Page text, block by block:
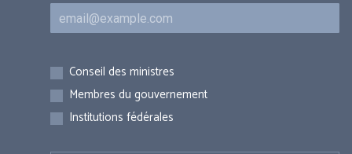
Courriel
Inscriptions
Conseil des ministres
Membres du gouvernement
Institutions fédérales